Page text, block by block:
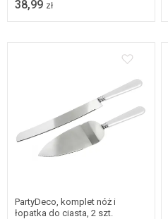
38,99 zł
PartyDeco, komplet nóż i
łopatka do ciasta, 2 szt.